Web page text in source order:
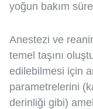
yoğun bakım
Anestezi ve
temel taşını
edilebilmesi için
parametrelerini
derinliği gibi)